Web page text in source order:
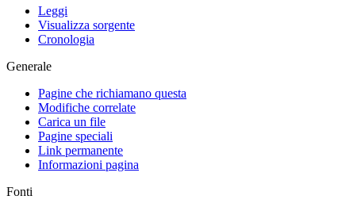
Leggi
Visualizza sorgente
Cronologia
Generale
Pagine che richiamano questa
Modifiche correlate
Carica un file
Pagine speciali
Link permanente
Informazioni pagina
Fonti